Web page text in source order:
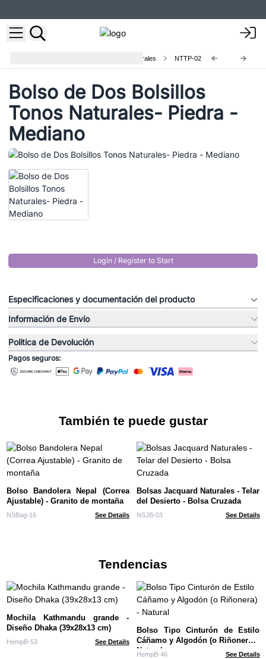
Bolsos de dos Bolsillos Tonos Naturales NTTP-02
Bolso de Dos Bolsillos
Tonos Naturales- Piedra -
Mediano
Login / Register to Start
Especificaciones y documentación del producto
Información de Envío
Politica de Devolución
Pagos seguros:
También te puede gustar
Bolso Bandolera Nepal (Correa
Ajustable) - Granito de montaña
NSBag-16 See Details
Bolsas Jacquard Naturales - Telar
del Desierto - Bolsa Cruzada
NSJB-03 See Details
Tendencias
Mochila Kathmandu grande -
Diseño Dhaka (39x28x13 cm)
HempB-53 See Details
Bolso Tipo Cinturón de Estilo
Cáñamo y Algodón (o Riñonera) -
Natural
HempB-46 See Details